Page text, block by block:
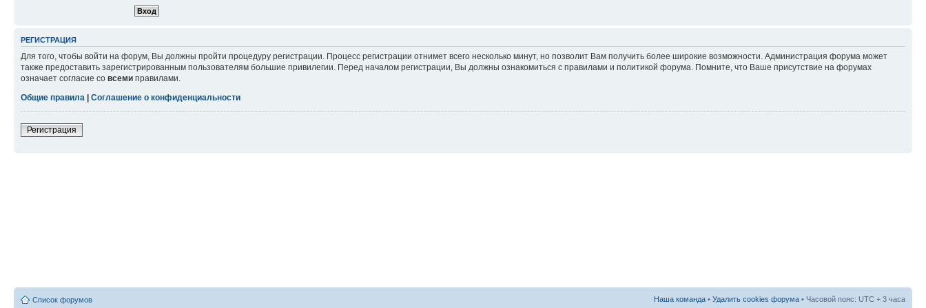
РЕГИСТРАЦИЯ
Для того, чтобы войти на форум, Вы должны пройти процедуру регистрации. Процесс регистрации отнимет всего несколько минут, но позволит Вам получить более широкие возможности. Администрация форума может
также предоставить зарегистрированным пользователям большие привилегии. Перед началом регистрации, Вы должны ознакомиться с правилами и политикой форума. Помните, что Ваше присутствие на форумах
означает согласие со всеми правилами.
Общие правила | Соглашение о конфиденциальности
Регистрация
Список форумов Наша команда • Удалить cookies форума • Часовой пояс: UTC + 3 часа